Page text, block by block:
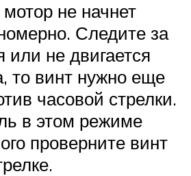
не начнет
Следите за
или не двигается
то винт нужно еще
часовой стрелки.
в этом режиме
проверните винт